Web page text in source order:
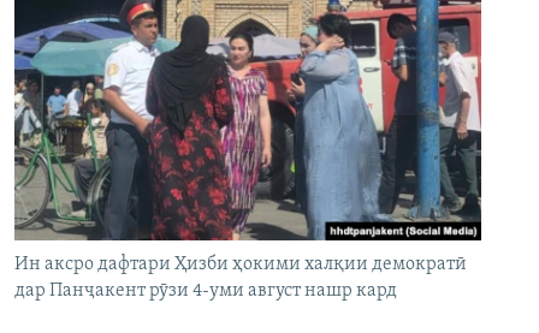
Ин аксро дафтари Ҳизби ҳокими халқии демократӣ
дар Панҷакент рӯзи 4-уми август нашр кард